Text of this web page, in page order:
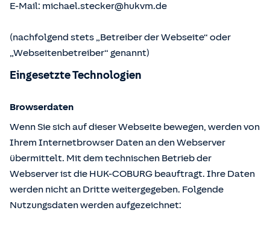
E-Mail: michael.stecker@hukvm.de
(nachfolgend stets „Betreiber der Webseite“ oder
„Webseitenbetreiber“ genannt)
Eingesetzte Technologien
Browserdaten
Wenn Sie sich auf dieser Webseite bewegen, werden von
Ihrem Internetbrowser Daten an den Webserver
übermittelt. Mit dem technischen Betrieb der
Webserver ist die HUK-COBURG beauftragt. Ihre Daten
werden nicht an Dritte weitergegeben. Folgende
Nutzungsdaten werden aufgezeichnet: